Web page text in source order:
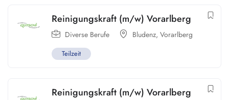
Reinigungskraft (m/w) Vorarlberg
Diverse Berufe Bludenz, Vorarlberg
Teilzeit
Reinigungskraft (m/w) Vorarlberg